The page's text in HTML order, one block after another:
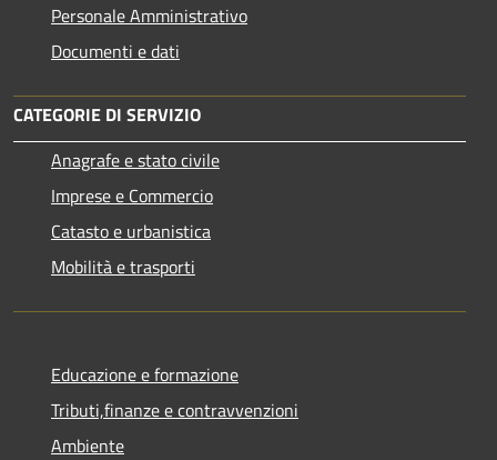
Personale Amministrativo
Documenti e dati
CATEGORIE DI SERVIZIO
Anagrafe e stato civile
Imprese e Commercio
Catasto e urbanistica
Mobilità e trasporti
Educazione e formazione
Tributi,finanze e contravvenzioni
Ambiente